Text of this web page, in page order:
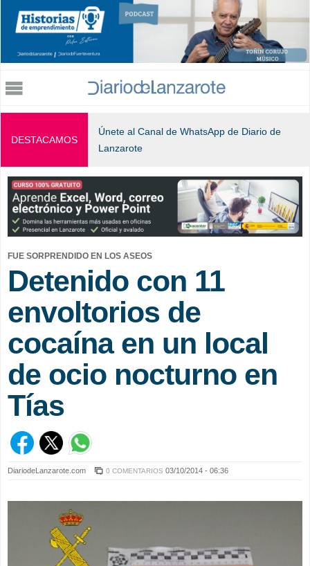
Jump to navigation
DESTACAMOS
Únete al Canal de WhatsApp de Diario de
Lanzarote
FUE SORPRENDIDO EN LOS ASEOS
Detenido con 11
envoltorios de
cocaína en un local
de ocio nocturno en
Tías
DiariodeLanzarote.com 0 COMENTARIOS 03/10/2014 - 06:36